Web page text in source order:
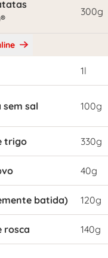
300g
1l
sem sal 100g
trigo
330g
40g
batida)
120g
rosca
140g